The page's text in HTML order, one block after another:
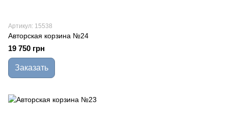
Артикул: 15538
Авторская корзина №24
19 750 грн
Заказать